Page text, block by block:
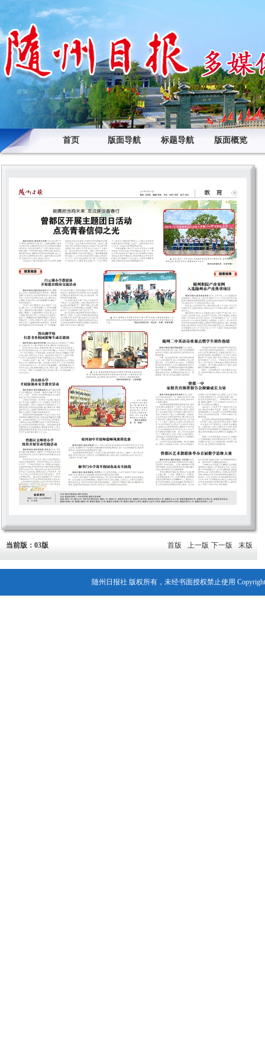
首页 版面导航 标题导航 版面概览
当前版：03版 首版 上一版 下一版 末版
随州日报社 版权所有，未经书面授权禁止使用